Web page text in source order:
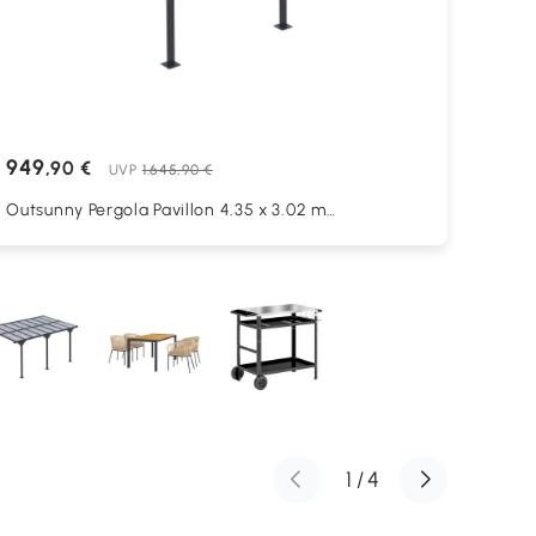
949,90 € UVP 1.645,90 €
Outsunny Pergola Pavillon 4.35 x 3.02 m
1 /4